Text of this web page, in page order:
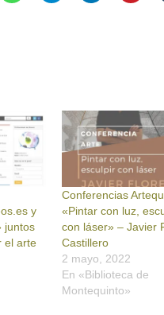
y
juntos
el arte
Conferencias
«Pintar con luz,
con láser» – Javier
Castillero
2 mayo, 2022
En «Biblioteca de
Montequinto»